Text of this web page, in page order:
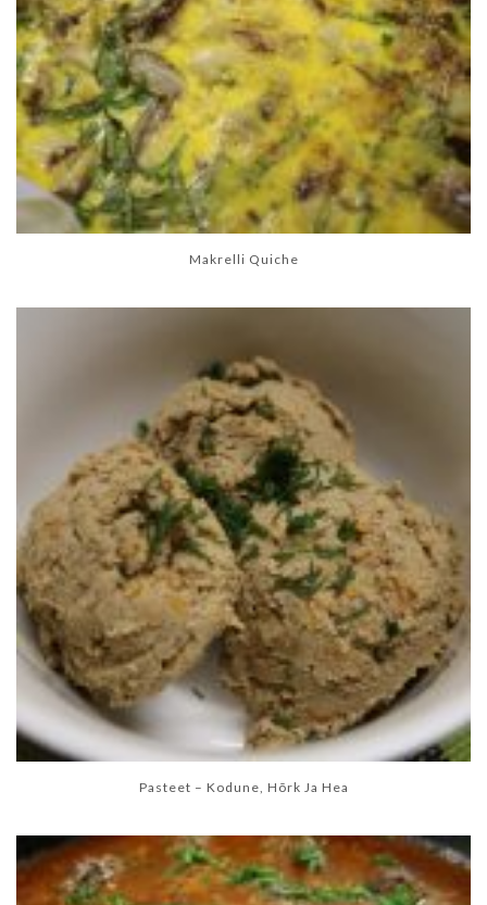
Makrelli Quiche
Pasteet – Kodune, Hõrk Ja Hea